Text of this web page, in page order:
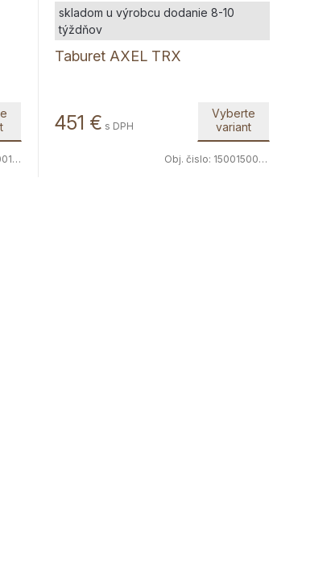
Taburet AXEL TRX
skladom u výrobcu dodanie 8-10
týždňov
451 € s DPH
Vyberte
variant
Obj. čislo: 1500150057